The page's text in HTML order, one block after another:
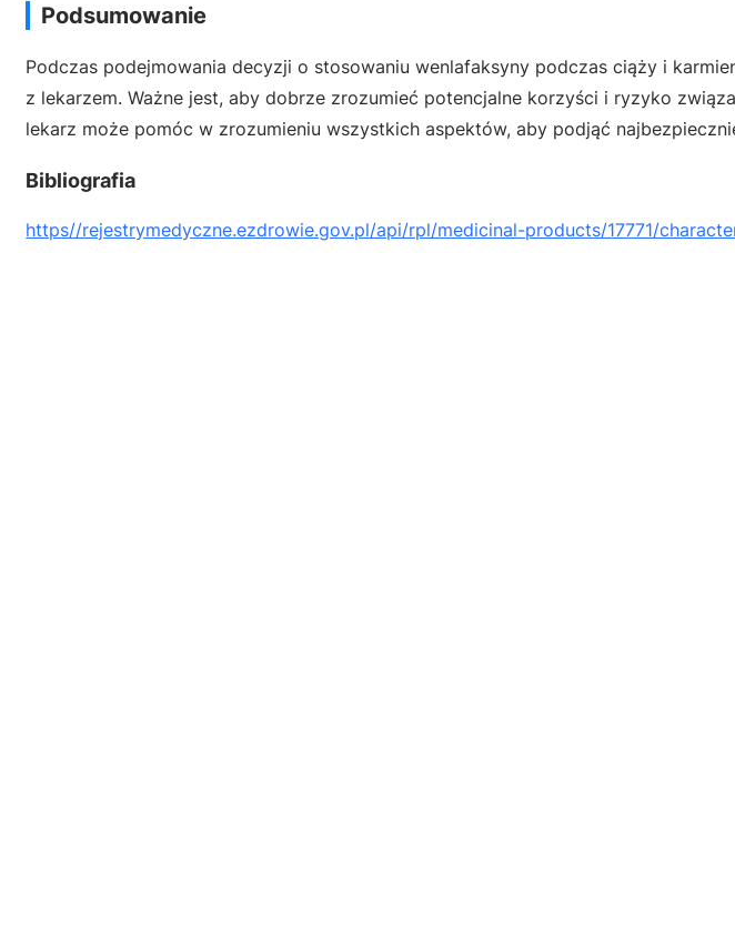
Podsumowanie
Podczas podejmowania decyzji o stosowaniu wenlafaksyny podczas ciąży i
z lekarzem. Ważne jest, aby dobrze zrozumieć potencjalne korzyści i ryzyko
lekarz może pomóc w zrozumieniu wszystkich aspektów, aby podjąć
Bibliografia
https//rejestrymedyczne.ezdrowie.gov.pl/api/rpl/medicinal-products/17771/